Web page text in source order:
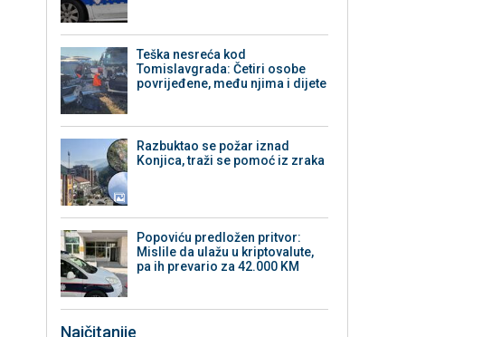
Teška nesreća kod
Tomislavgrada: Četiri osobe
povrijeđene, među njima i dijete
Razbuktao se požar iznad
Konjica, traži se pomoć iz zraka
Popoviću predložen pritvor:
Mislile da ulažu u kriptovalute,
pa ih prevario za 42.000 KM
Najčitanije